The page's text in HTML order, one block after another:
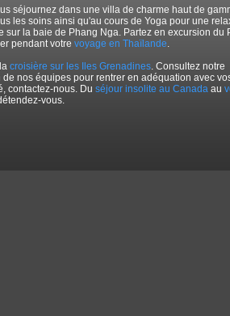
séjournez dans une villa de charme haut de
les soins ainsi qu'au cours de Yoga pour une
la baie de Phang Nga. Partez en excursion du
pendant votre voyage en Thaïlande.
croisière sur les Iles Grenadines. Consultez notre
nos équipes pour rentrer en adéquation avec
contactez-nous. Du séjour insolite au Canada au
vous.